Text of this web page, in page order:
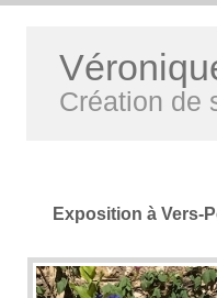
Création de
Exposition à Vers-